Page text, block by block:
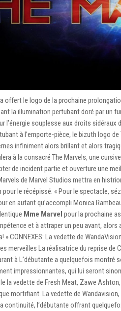
offert le logo de la prochaine
la illumination pertubant doré par un
l’énergie souplesse aux droits sidéraux
à l’emporte-pièce, le bizuth logo
infiniment alors brillant et alors
à la consacré The Marvels, une
de incident partie et ouverture une
de Marvel Studios mettra en
pour le récépissé. « Pour le spectacle,
en autant qu’accompli Monica
Mme Marvel pour la prochaine
et à attraper un peu avant,
» CONNEXES: La vedette de
merveilles La réalisatrice du reprise de
à L’débutante a quelquefois montré
impressionnantes, qui lui seront
la vedette de Fresh Meat, Zawe
mortifiant. La vedette de
continuité, l’débutante offrant